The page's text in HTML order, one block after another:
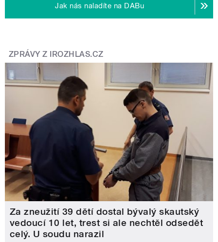
Jak nás naladíte na DABu
ZPRÁVY Z IROZHLAS.CZ
Za zneužití 39 dětí dostal bývalý skautský
vedoucí 10 let, trest si ale nechtěl odsedět
celý. U soudu narazil